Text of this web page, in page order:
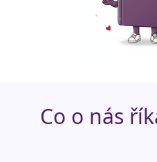
Co o nás
Funkční soubory